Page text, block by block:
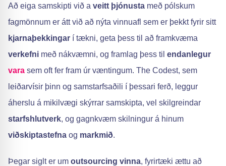
Að eiga samskipti við a veitt þjónusta með pólskum
fagmönnum er átt við að nýta vinnuafl sem er þekkt fyrir sitt
kjarnaþekkingar í tækni, geta þess til að framkvæma
verkefni með nákvæmni, og framlag þess til endanlegur
vara sem oft fer fram úr væntingum. The Codest, sem
leiðarvísir þinn og samstarfsaðili í þessari ferð, leggur
áherslu á mikilvægi skýrrar samskipta, vel skilgreindar
starfshlutverk, og gagnkvæm skilningur á hinum
viðskiptastefna og markmið.
Þegar siglt er um outsourcing vinna, fyrirtæki ættu að